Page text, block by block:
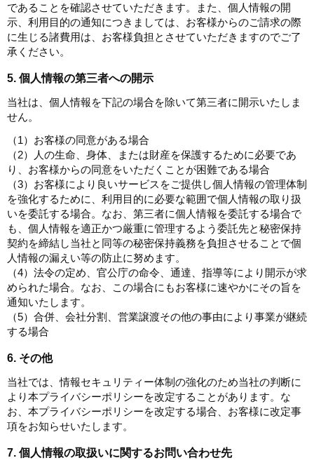
であることを確認させていただきます。また、個人情報の開
示、利用目的の通知につきましては、お客様からのご請求の際
に生じる諸費用は、お客様負担とさせていただきますのでご了
承ください。
5. 個人情報の第三者への開示
当社は、個人情報を下記の場合を除いて第三者に開示いたしま
せん。
（1）お客様の同意がある場合
（2）人の生命、身体、または財産を保護するために必要であ
り、お客様からの同意をいただくことが困難である場合
（3）お客様により良いサービスをご提供し個人情報の管理体制
を強化するために、利用目的に必要な範囲で個人情報の取り扱
いを委託する場合。なお、第三者に個人情報を委託する場合で
も、個人情報を適正かつ厳重に管理するよう委託先と秘密保持
契約を締結し当社と同等の秘密保持義務を負担させることで個
人情報の漏えい等の防止に努めます。
（4）法令の定め、官公庁の命令、通達、指導等により開示が求
められた場合。なお、この場合にもお客様に速やかにその旨を
通知いたします。
（5）合併、会社分割、営業譲渡その他の事由により事業が継続
する場合
6. その他
当社では、情報セキュリティー体制の強化のため当社の判断に
より本プライバシーポリシーを改定することがあります。な
お、本プライバシーポリシーを改定する場合、お客様に改定事
項をお知らせいたします。
7. 個人情報の取扱いに関するお問い合わせ先